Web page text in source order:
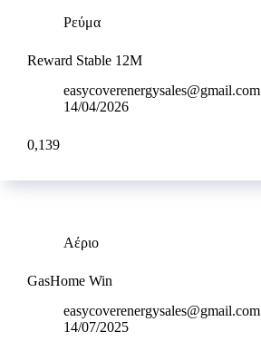
Ρεύμα
Reward Stable 12M
easycoverenergysales@gmail.com
14/04/2026
0,139
Αέριο
GasHome Win
easycoverenergysales@gmail.com
14/07/2025